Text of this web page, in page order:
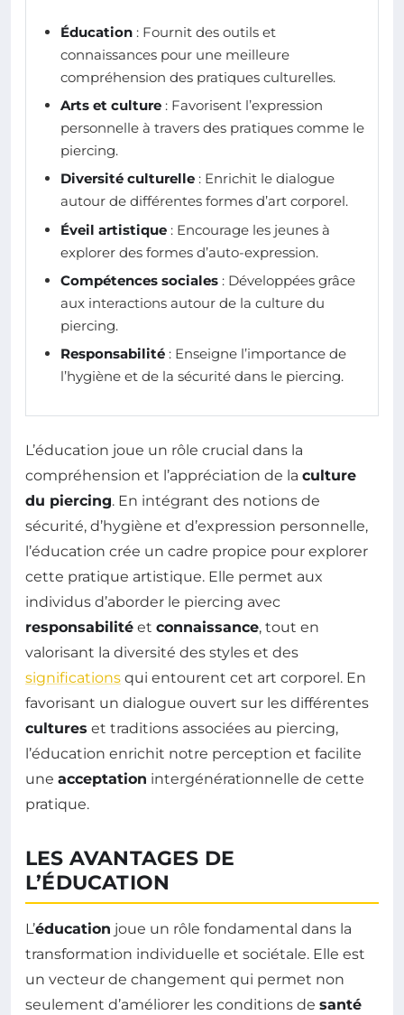
Éducation : Fournit des outils et
connaissances pour une meilleure
compréhension des pratiques culturelles.
Arts et culture : Favorisent l’expression
personnelle à travers des pratiques comme le
piercing.
Diversité culturelle : Enrichit le dialogue
autour de différentes formes d’art corporel.
Éveil artistique : Encourage les jeunes à
explorer des formes d’auto-expression.
Compétences sociales : Développées grâce
aux interactions autour de la culture du
piercing.
Responsabilité : Enseigne l’importance de
l’hygiène et de la sécurité dans le piercing.
L’éducation joue un rôle crucial dans la
compréhension et l’appréciation de la culture
du piercing. En intégrant des notions de
sécurité, d’hygiène et d’expression personnelle,
l’éducation crée un cadre propice pour explorer
cette pratique artistique. Elle permet aux
individus d’aborder le piercing avec
responsabilité et connaissance, tout en
valorisant la diversité des styles et des
significations qui entourent cet art corporel. En
favorisant un dialogue ouvert sur les différentes
cultures et traditions associées au piercing,
l’éducation enrichit notre perception et facilite
une acceptation intergénérationnelle de cette
pratique.
LES AVANTAGES DE
L’ÉDUCATION
L’éducation joue un rôle fondamental dans la
transformation individuelle et sociétale. Elle est
un vecteur de changement qui permet non
seulement d’améliorer les conditions de santé